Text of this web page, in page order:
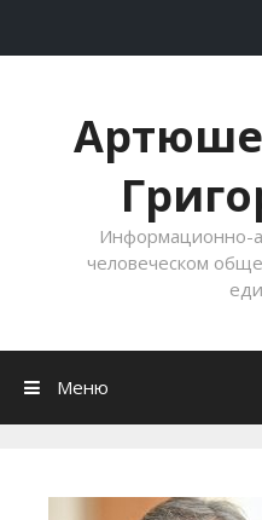
Информационно-
человеческом
Меню